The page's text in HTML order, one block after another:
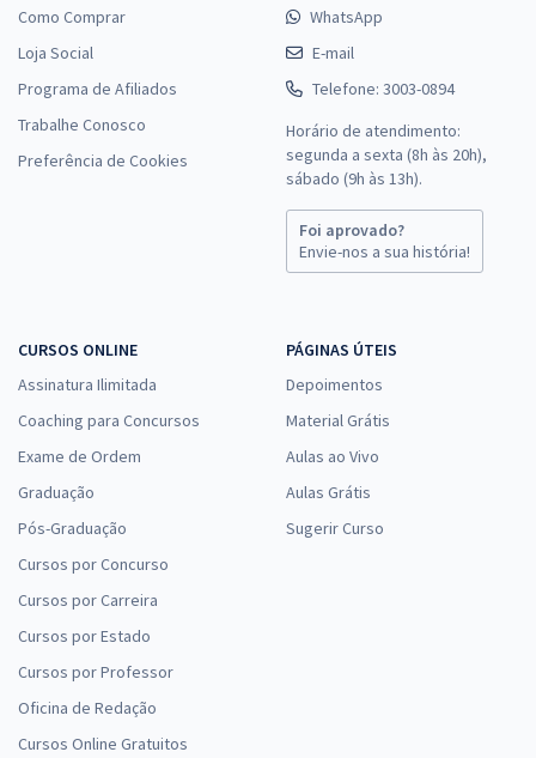
Como Comprar
Loja Social
Programa de Afiliados
Trabalhe Conosco
Preferência de Cookies
WhatsApp
E-mail
Telefone: 3003-0894
Horário de atendimento:
segunda a sexta (8h às 20h),
sábado (9h às 13h).
Foi aprovado?
Envie-nos a sua história!
CURSOS ONLINE
Assinatura Ilimitada
Coaching para Concursos
Exame de Ordem
Graduação
Pós-Graduação
Cursos por Concurso
Cursos por Carreira
Cursos por Estado
Cursos por Professor
Oficina de Redação
Cursos Online Gratuitos
PÁGINAS ÚTEIS
Depoimentos
Material Grátis
Aulas ao Vivo
Aulas Grátis
Sugerir Curso